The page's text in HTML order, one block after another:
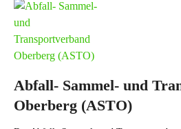
Abfall- Sammel- und
Oberberg (ASTO)